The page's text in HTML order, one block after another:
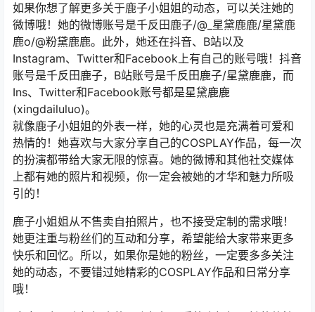
如果你想了解更多关于鹿子小姐姐的动态，可以关注她的
微博哦！她的微博账号是千反田鹿子/@_星黛鹿鹿/星黛鹿
鹿o/@粉黛鹿鹿。此外，她还在抖音、B站以及
Instagram、Twitter和Facebook上有自己的账号哦！抖音
账号是千反田鹿子，B站账号是千反田鹿子/星黛鹿鹿，而
Ins、Twitter和Facebook账号都是星黛鹿鹿
(xingdailuluo)。
就像鹿子小姐姐的外表一样，她的心灵也是充满着可爱和
热情的！她喜欢与大家分享自己的COSPLAY作品，每一次
的扮演都带给大家无限的惊喜。她的微博和其他社交媒体
上都有她的照片和视频，你一定会被她的才华和魅力所吸
引的！
鹿子小姐姐从不售卖自拍照片，也不接受定制的需求哦！
她更注重与粉丝们的互动和分享，希望能给大家带来更多
快乐和回忆。所以，如果你是她的粉丝，一定要多多关注
她的动态，不要错过她精彩的COSPLAY作品和日常分享
哦！